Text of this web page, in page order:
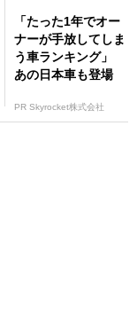
「たった1年でオー
ナーが手放してしま
う車ランキング」
あの日本車も登場
PR Skyrocket株式会社